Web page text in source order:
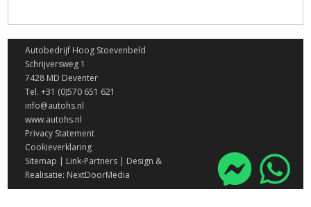
Autobedrijf Hoog Stoevenbeld
Schrijversweg 1
7428 MD Deventer
Tel. +31 (0)570 651 621
info@autohs.nl
www.autohs.nl
Privacy Statement
Cookieverklaring
Sitemap | Link-Partners | Design &
Realisatie: NextDoorMedia